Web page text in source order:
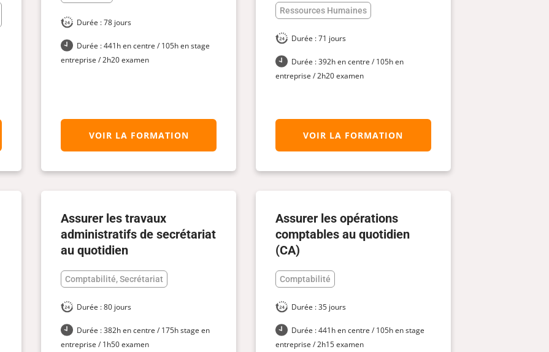
Durée : 78 jours
Durée : 441h en centre / 105h en stage
entreprise / 2h20 examen
VOIR LA FORMATION
Ressources Humaines
Durée : 71 jours
Durée : 392h en centre / 105h en
entreprise / 2h20 examen
VOIR LA FORMATION
Assurer les travaux
administratifs de secrétariat
au quotidien
Comptabilité, Secrétariat
Durée : 80 jours
Durée : 382h en centre / 175h stage en
entreprise / 1h50 examen
Assurer les opérations
comptables au quotidien
(CA)
Comptabilité
Durée : 35 jours
Durée : 441h en centre / 105h en stage
entreprise / 2h15 examen